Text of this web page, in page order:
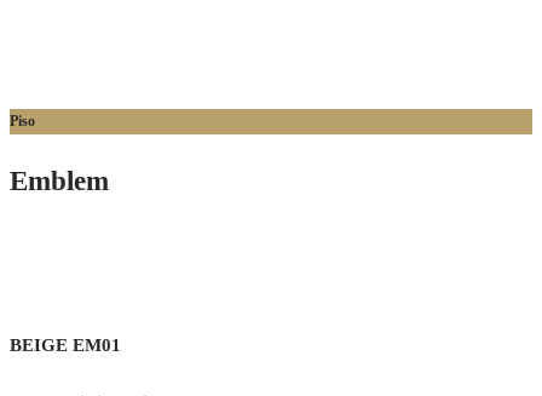
Piso
Emblem
BEIGE EM01